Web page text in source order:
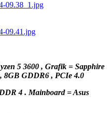
09.38_1.jpg
09.41.jpg
5 3600 , Grafik = Sapphire
8GB GDDR6 , PCIe 4.0
4 . Mainboard = Asus